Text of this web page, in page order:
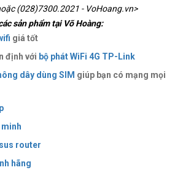
(028)7300.2021 - VoHoang.vn>
sản phẩm tại Võ Hoàng:
giá tốt
định với bộ phát WiFi 4G TP-Link
dây dùng SIM giúp bạn có mạng mọi
router
hãng